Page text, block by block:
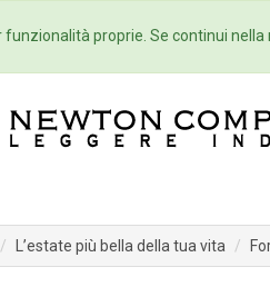
Home Autori
L’estate più bella della tua vita
proprie. Se continui